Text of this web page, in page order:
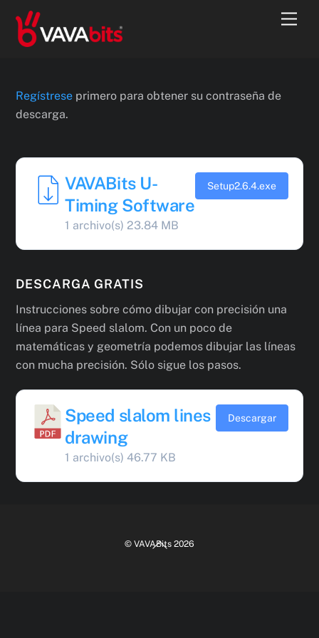
content
Regístrese primero para obtener su contraseña de
descarga.
VAVABits U-
Timing Software
1 archivo(s) 23.84 MB
Setup2.6.4.exe
DESCARGA GRATIS
Instrucciones sobre cómo dibujar con precisión una
línea para Speed slalom. Con un poco de
matemáticas y geometría podemos dibujar las líneas
con mucha precisión. Sólo sigue los pasos.
Speed slalom lines
drawing
1 archivo(s)46.77 KB
Descargar
Back
© VAVABits 2026